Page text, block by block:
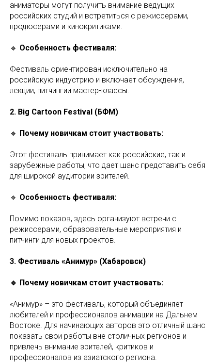
аниматоры могут получить внимание ведущих
российских студий и встретиться с режиссерами,
продюсерами и кинокритиками.
🔹 Особенность фестиваля:
Фестиваль ориентирован исключительно на
российскую индустрию и включает обсуждения,
лекции, питчингии мастер-классы.
2. Big Cartoon Festival (БФМ)
🔹 Почему новичкам стоит участвовать:
Этот фестиваль принимает как российские, так и
зарубежные работы, что дает шанс представить себя
для широкой аудитории зрителей.
🔹 Особенность фестиваля:
Помимо показов, здесь организуют встречи с
режиссерами, образовательные мероприятия и
питчинги для новых проектов.
3. Фестиваль «Анимур» (Хабаровск)
🔹 Почему новичкам стоит участвовать:
«Анимур» – это фестиваль, который объединяет
любителей и профессионалов анимации на Дальнем
Востоке. Для начинающих авторов это отличный шанс
показать свои работы вне столичных регионов и
привлечь внимание зрителей, критиков и
профессионалов из азиатского региона.